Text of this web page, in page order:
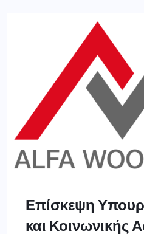
Επίσκεψη
και Κοινωνικής